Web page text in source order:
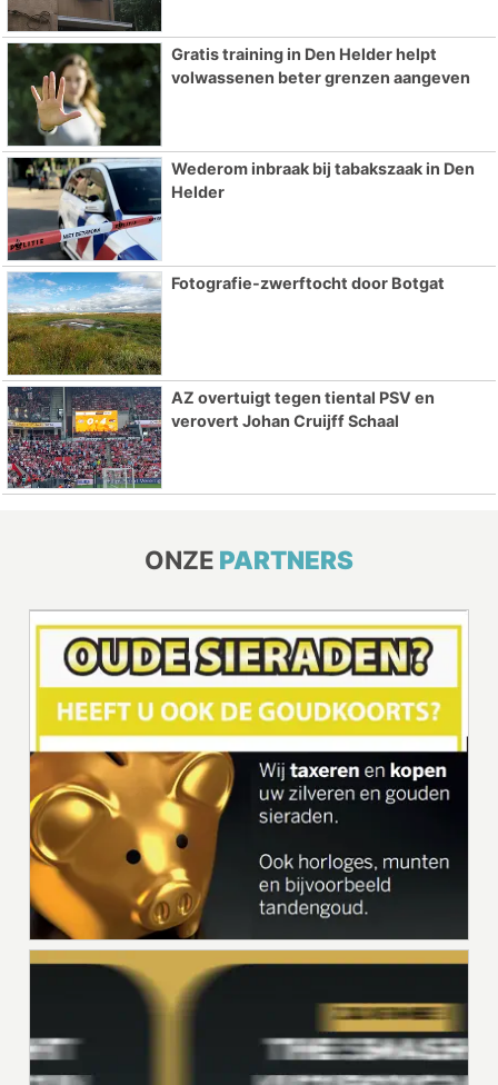
Gratis training in Den Helder helpt
volwassenen beter grenzen aangeven
Wederom inbraak bij tabakszaak in Den
Helder
Fotografie-zwerftocht door Botgat
AZ overtuigt tegen tiental PSV en
verovert Johan Cruijff Schaal
ONZE PARTNERS